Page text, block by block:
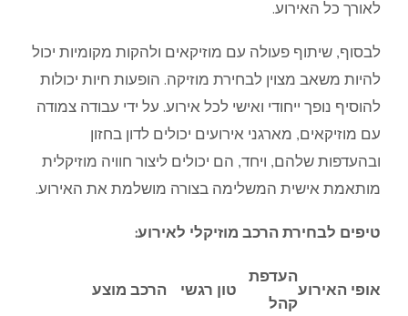
לאורך כל האירוע.
לבסוף, שיתוף פעולה עם מוזיקאים ולהקות מקומיות יכול
להיות משאב מצוין לבחירת מוזיקה. הופעות חיות יכולות
להוסיף נופך ייחודי ואישי לכל אירוע. על ידי עבודה צמודה
עם מוזיקאים, מארגני אירועים יכולים לדון בחזון
ובהעדפות שלהם, ויחד, הם יכולים ליצור חוויה מוזיקלית
מותאמת אישית המשלימה בצורה מושלמת את האירוע.
טיפים לבחירת הרכב מוזיקלי לאירוע:
אופי האירוע
העדפת
קהל
טון רגשי הרכב מוצע